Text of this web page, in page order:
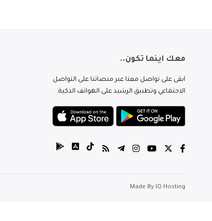
معك اينما تكون..
ابقى على تواصل معنا عبر منصاتنا على التواصل
الاجتماعي وتطبيق الرشيد على الهواتف الذكية.
Made By IQ Hosting